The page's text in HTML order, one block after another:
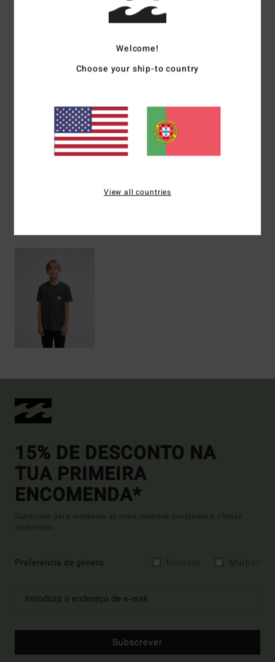
jérsei de algodão [160 g/m2]
Serigrafia no peito e costas
Materiais[Tecido principal] 70% algodão, 30% algodão
15% DE DESCONTO NA
TUA PRIMEIRA
ENCOMENDA*
Subscreve para receberes as mais recentes novidades e ofertas
exclusivas.
Preferência de género
Subscrever
Welcome!
Choose your ship-to country
View all countries